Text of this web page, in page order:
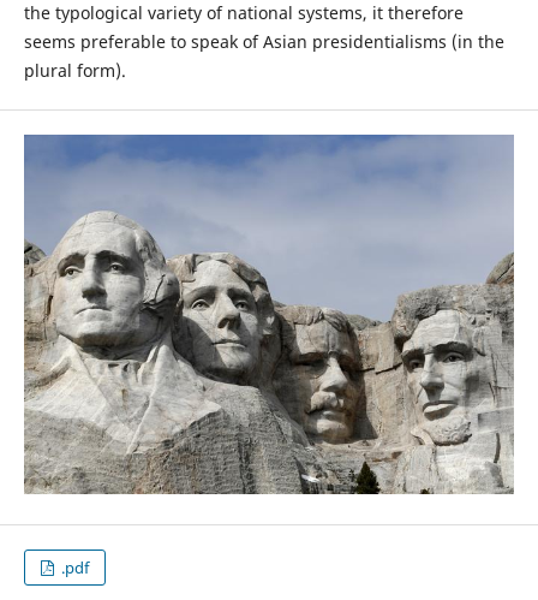
the typological variety of national systems, it therefore
seems preferable to speak of Asian presidentialisms (in the
plural form).
.pdf